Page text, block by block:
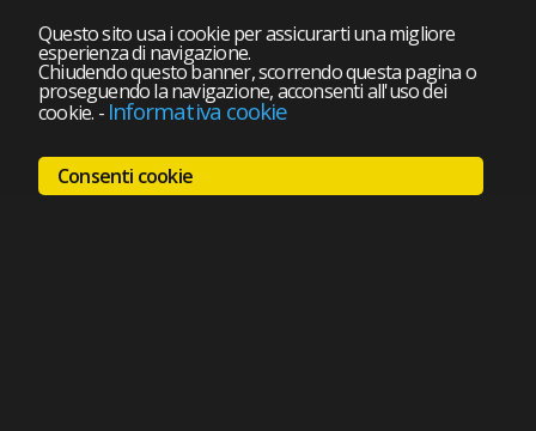
Questo sito usa i cookie per assicurarti una migliore
esperienza di navigazione.
Chiudendo questo banner, scorrendo questa pagina o
proseguendo la navigazione, acconsenti all'uso dei
cookie. - Informativa cookie
Consenti cookie